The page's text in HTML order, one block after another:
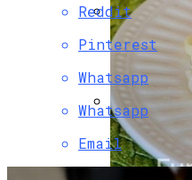
Соседи
Дому
Как
Лаковой
Reddit
Pinterest
Whatsapp
Whatsapp
Email